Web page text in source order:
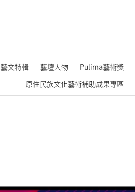
藝文特輯 藝壇人物 Pulima藝術獎
原住民族文化藝術補助成果專區